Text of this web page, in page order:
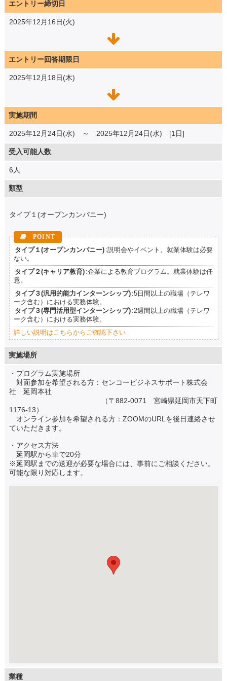
エントリー締切日
2025年12月16日(火)
エントリー回答期限日
2025年12月18日(木)
実施期間
2025年12月24日(水) ～ 2025年12月24日(水) [1日]
受入可能人数
6人
類型
タイプ１(オープンカンパニー)
タイプ１(オープンカンパニー) :説明会やイベント。就業体験は必要
ない。
タイプ２(キャリア教育) :企業による教育プログラム。就業体験は任
意。
タイプ３(汎用的能力インターンシップ) :5日間以上の職場（テレワ
ーク含む）における実務体験。
タイプ３(専門活用型インターンシップ) :2週間以上の職場（テレワ
ーク含む）における実務体験。
詳しい説明はこちらからご確認下さい
実施場所
・プログラム実施場所
対面参加を希望される方：センコービジネスサポート株式会
社 延岡本社
（〒882-0071 宮崎県延岡市天下町
1176-13）
オンライン参加を希望される方：ZOOMのURLを後日連絡させ
ていただきます。
・アクセス方法
延岡駅から車で20分
※延岡駅までの送迎が必要な場合には、事前にご相談ください。
可能な限り対応します。
業種